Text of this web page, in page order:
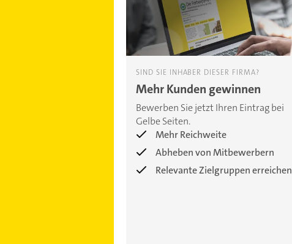
SIND SIE INHABER DIESER FIRMA?
Mehr Kunden gewinnen
Bewerben Sie jetzt Ihren Eintrag bei
Gelbe Seiten.
Mehr Reichweite
Abheben von Mitbewerbern
Relevante Zielgruppen erreichen